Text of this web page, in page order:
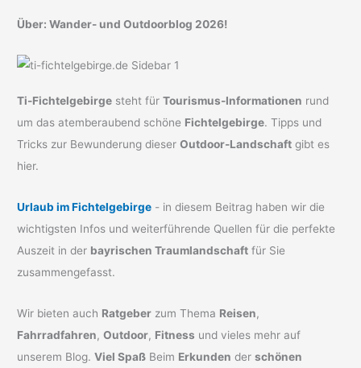
Über: Wander- und Outdoorblog 2026!
Ti-Fichtelgebirge steht fürTourismus-Informationen rund
um das atemberaubend schöne Fichtelgebirge. Tipps und
Tricks zur Bewunderung dieserOutdoor-Landschaft gibt es
hier.
Urlaub im Fichtelgebirge - in diesem Beitrag haben wir die
wichtigsten Infos und weiterführende Quellen für die perfekte
Auszeit in der bayrischen Traumlandschaft für Sie
zusammengefasst.
Wir bieten auch Ratgeber zum Thema Reisen,
Fahrradfahren,Outdoor, Fitness und vieles mehr auf
unserem Blog.Viel Spaß Beim Erkunden derschönen